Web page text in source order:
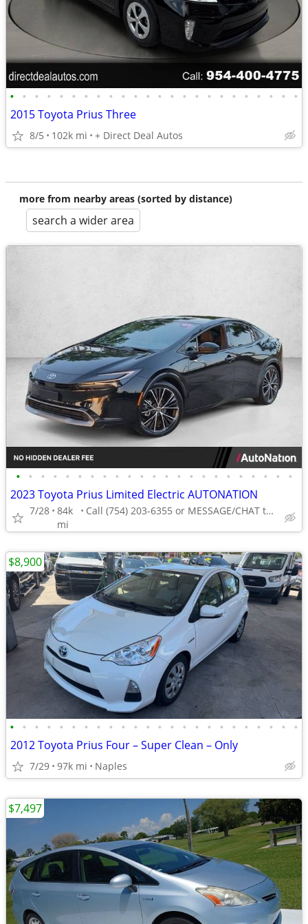
• • • • • • • • • • • • • • • • • • • • • • • •
2015 Toyota Prius Three
8/5 102k mi + Direct Deal Autos
more from nearby areas (sorted by distance)
search a wider area
• • • • • • • • • • • • • • • • • • • • • • •
2023 Toyota Prius Limited Electric AUTONATION
7/28 84k
mi
Call (754) 203-6355 or MESSAGE/CHAT to confirm availability
• • • • • • • • • • • • • • • • • • • • • • • •
2012 Toyota Prius Four – Super Clean – Only
7/29 97k mi Naples
$8,900
$7,497